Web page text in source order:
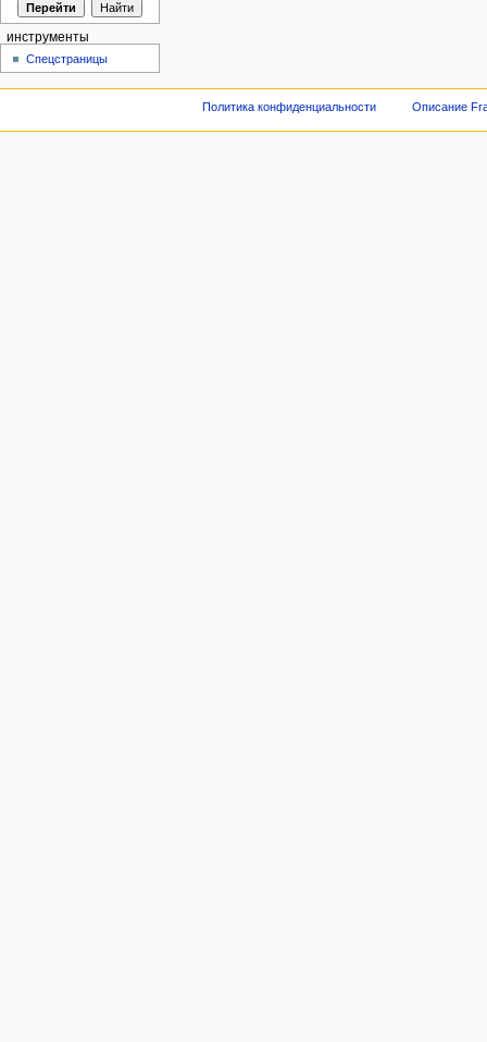
инструменты
Спецстраницы
Политика конфиденциальности Описание